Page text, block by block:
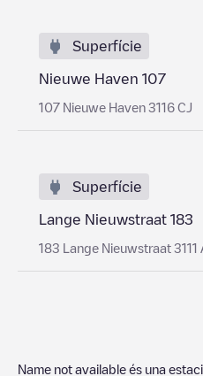
Superfície
Nieuwe Haven 107
107 Nieuwe Haven 3116 CJ
Superfície
Lange Nieuwstraat 183
183 Lange Nieuwstraat 3111
Name not available és una